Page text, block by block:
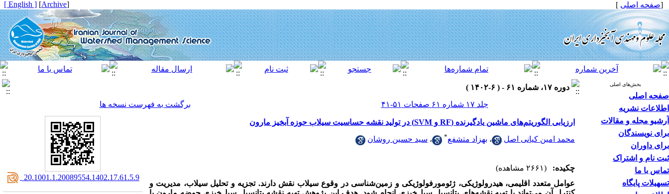
[صفحه اصلی ]
[
Archive
]
[ English ]
بخش‌های اصلی
صفحه اصلی
اطلاعات نشریه
آرشیو مجله و مقالات
برای نویسندگان
برای داوران
ثبت نام و اشتراک
تماس با ما
تسهیلات پایگاه
دوره ۱۷، شماره ۶۱ - ( ۶-۱۴۰۲ )
جلد ۱۷ شماره ۶۱ صفحات ۵۱-۴۱
برگشت به فهرست نسخه ها
ارزیابی الگوریتم‌های ماشین یادگیرنده (RF و SVM) در تولید نقشه حساسیت سیلاب حوزه آبخیز مارون
محمد امین کیانی اصل ، بهزاد متشفع* ، سید حسین روشان
چکیده:
(۲۶۶۱ مشاهده)
عوامل متعدد اقلیمی، هیدرولوژیکی، ژئومورفولوژیکی و زمین‌شناسی در وقوع سیلاب نقش دارند. تجزیه و تحلیل سیلاب، مدیریت و
‎ 20.1001.1.20089554.1402.17.61.5.9